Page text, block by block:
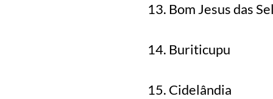
13. Bom Jesus das
14. Buriticupu
15. Cidelândia